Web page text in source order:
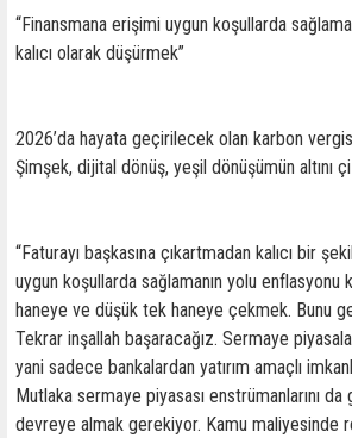
“Finansmana erişimi uygun koşullarda
kalıcı olarak düşürmek”
2026’da hayata geçirilecek olan karbon
Şimşek, dijital dönüş, yeşil dönüşümün altını
“Faturayı başkasına çıkartmadan kalıcı bir
uygun koşullarda sağlamanın yolu enflasyonu
haneye ve düşük tek haneye çekmek. Bunu
Tekrar inşallah başaracağız. Sermaye
yani sadece bankalardan yatırım amaçlı
Mutlaka sermaye piyasası enstrümanlarını
devreye almak gerekiyor. Kamu maliyesinde